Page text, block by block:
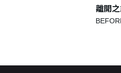
離開